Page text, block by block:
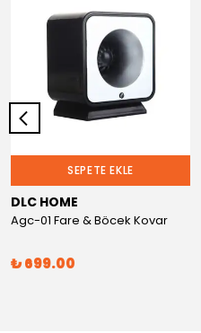
SEPETE EKLE
DLC HOME
Agc-01 Fare & Böcek Kovar
₺ 699.00